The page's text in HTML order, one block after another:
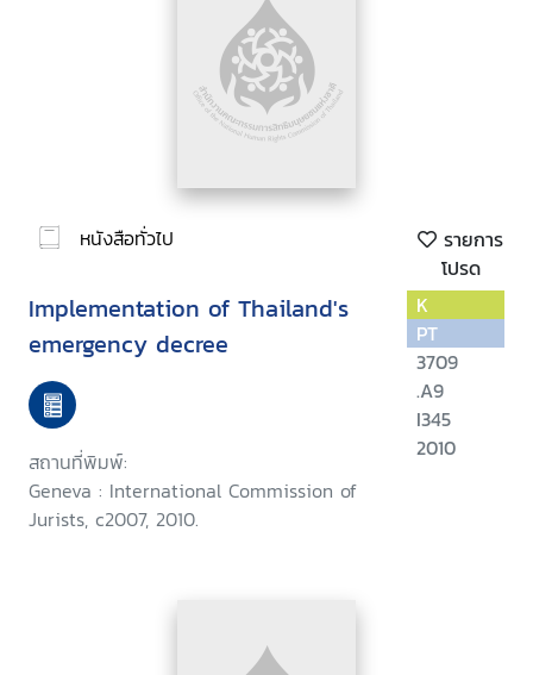
หนังสือทั่วไป
รายการ
โปรด
Implementation of Thailand's
emergency decree
สถานที่พิมพ์:
Geneva : International Commission of
Jurists, c2007, 2010.
K
PT
3709
.A9
I345
2010